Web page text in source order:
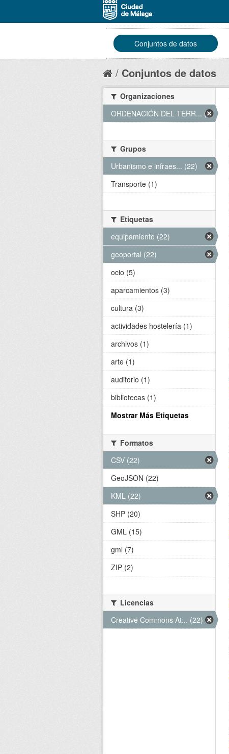
Conjuntos de datos
Conjuntos de datos
Organizaciones
ORDENACIÓN DEL TERR... (22)
Grupos
Urbanismo e infraes... (22)
Transporte (1)
Etiquetas
equipamiento (22)
geoportal (22)
ocio (5)
aparcamientos (3)
cultura (3)
actividades hostelería (1)
archivos (1)
arte (1)
auditorio (1)
bibliotecas (1)
Mostrar Más Etiquetas
Formatos
CSV (22)
GeoJSON (22)
KML (22)
SHP (20)
GML (15)
gml (7)
ZIP (2)
Licencias
Creative Commons At... (22)